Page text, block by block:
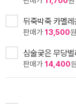
뒤죽박죽 카멜레
판매가 13,500원
심술궂은 무당벌
판매가 14,400원